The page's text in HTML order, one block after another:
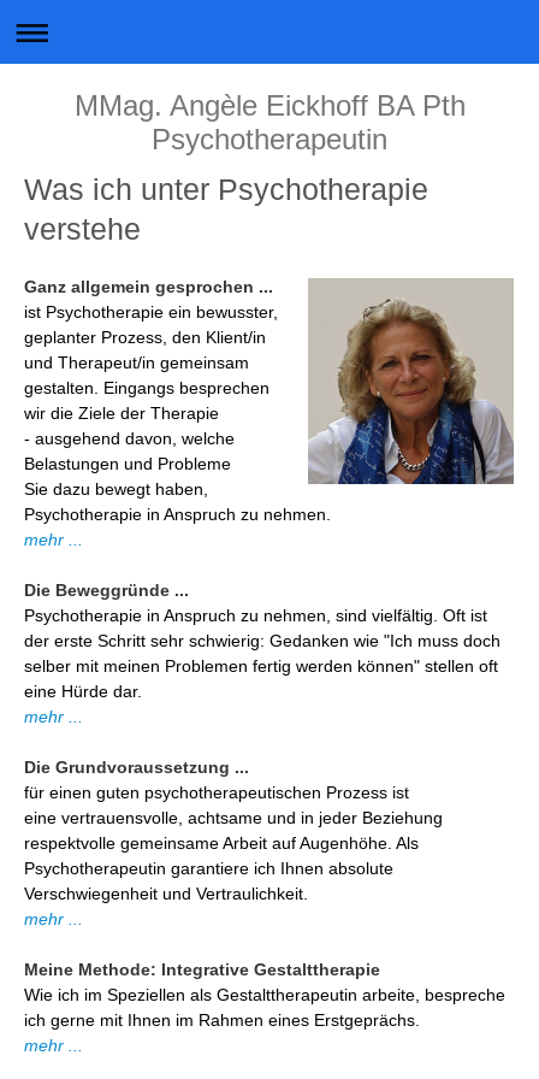
MMag. Angèle Eickhoff BA Pth
Psychotherapeutin
Was ich unter Psychotherapie
verstehe
Ganz allgemein gesprochen ...
ist Psychotherapie ein bewusster,
geplanter Prozess, den Klient/in
und Therapeut/in gemeinsam
gestalten. Eingangs besprechen
wir die Ziele der Therapie
- ausgehend davon, welche
Belastungen und Probleme
Sie dazu bewegt haben,
Psychotherapie in Anspruch zu nehmen.
mehr ...
Die Beweggründe ...
Psychotherapie in Anspruch zu nehmen, sind vielfältig. Oft ist
der erste Schritt sehr schwierig: Gedanken wie "Ich muss doch
selber mit meinen Problemen fertig werden können" stellen oft
eine Hürde dar.
mehr ...
Die Grundvoraussetzung ...
für einen guten psychotherapeutischen Prozess ist
eine vertrauensvolle, achtsame und in jeder Beziehung
respektvolle gemeinsame Arbeit auf Augenhöhe. Als
Psychotherapeutin garantiere ich Ihnen absolute
Verschwiegenheit und Vertraulichkeit.
mehr ...
Meine Methode: Integrative Gestalttherapie
Wie ich im Speziellen als Gestalttherapeutin arbeite, bespreche
ich gerne mit Ihnen im Rahmen eines Erstgeprächs.
mehr ...